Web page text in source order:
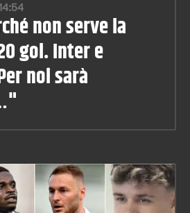
non serve la
gol. Inter e
noi sarà